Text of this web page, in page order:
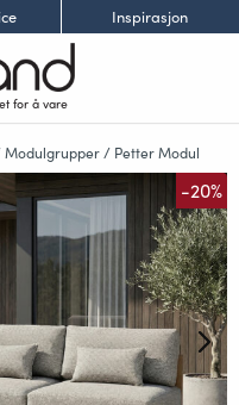
Inspirasjon
for å vare
Modulgrupper/ Petter Modul
-20%